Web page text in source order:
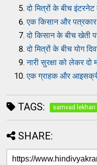
दो मित्रों के बीच
एक किसान और
दो किसान के बीच खेती
दो मित्रों के बीच योग
नारी सुरक्षा को लेकर
एक ग्राहक और
TAGS: samvad lekhan
SHARE: